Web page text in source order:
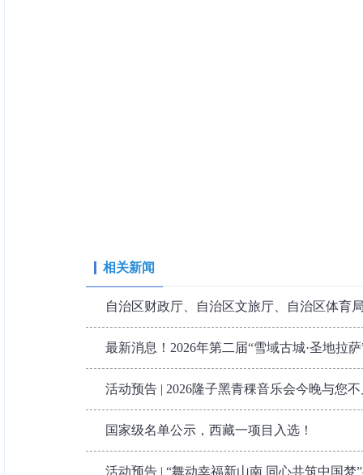
相关新闻
自治区财政厅、自治区文旅厅、自治区体育
最新消息！2026年第二届“雪域古城·圣地拉
活动预告 | 2026隆子黑青稞音乐会今晚与您
国家级名单公示，西藏一项目入选！
活动预告 | “舞动幸福新山南 同心共筑中国